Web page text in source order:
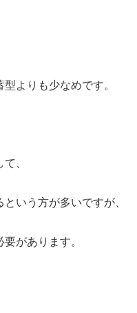
よりも少なめです。
、
いう方が多いですが、
があります。